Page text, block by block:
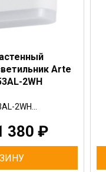
Arte
2WH
2WH...
380₽